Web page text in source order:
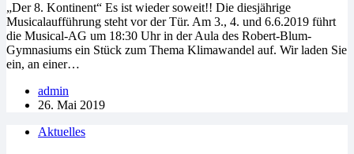
„Der 8. Kontinent“ Es ist wieder soweit!! Die diesjährige
Musicalaufführung steht vor der Tür. Am 3., 4. und 6.6.2019 führt
die Musical-AG um 18:30 Uhr in der Aula des Robert-Blum-
Gymnasiums ein Stück zum Thema Klimawandel auf. Wir laden Sie
ein, an einer…
admin
26. Mai 2019
Aktuelles